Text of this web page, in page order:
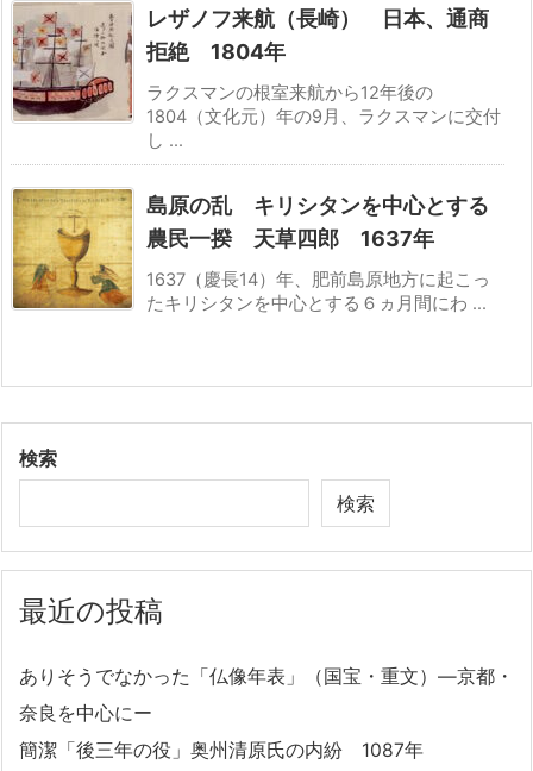
レザノフ来航（長崎） 日本、通商
拒絶 1804年
ラクスマンの根室来航から12年後の
1804（文化元）年の9月、ラクスマンに交付
し ...
島原の乱 キリシタンを中心とする
農民一揆 天草四郎 1637年
1637（慶長14）年、肥前島原地方に起こっ
たキリシタンを中心とする６ヵ月間にわ ...
検索
検索
最近の投稿
ありそうでなかった「仏像年表」（国宝・重文）―京都・
奈良を中心にー
簡潔「後三年の役」奥州清原氏の内紛 1087年